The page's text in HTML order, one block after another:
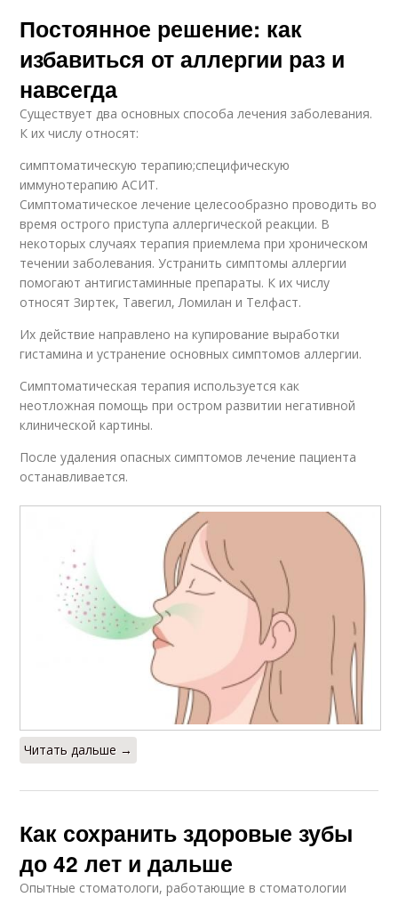
Постоянное решение: как
избавиться от аллергии раз и
навсегда
Существует два основных способа лечения заболевания.
К их числу относят:
симптоматическую терапию;специфическую
иммунотерапию АСИТ.
Симптоматическое лечение целесообразно проводить во
время острого приступа аллергической реакции. В
некоторых случаях терапия приемлема при хроническом
течении заболевания. Устранить симптомы аллергии
помогают антигистаминные препараты. К их числу
относят Зиртек, Тавегил, Ломилан и Телфаст.
Их действие направлено на купирование выработки
гистамина и устранение основных симптомов аллергии.
Симптоматическая терапия используется как
неотложная помощь при остром развитии негативной
клинической картины.
После удаления опасных симптомов лечение пациента
останавливается.
Читать дальше →
Как сохранить здоровые зубы
до 42 лет и дальше
Опытные стоматологи, работающие в стоматологии